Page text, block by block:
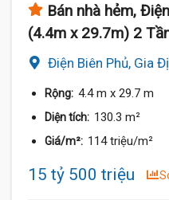
Bán nhà hẻm,
(4.4m x 29.7m) 2
Điện Biên Phủ, Gia
Rộng: 4.4 m x 29.7 m
Diện tích: 130.3 m²
Giá/m²: 114 triệu/m²
15 tỷ 500 triệu